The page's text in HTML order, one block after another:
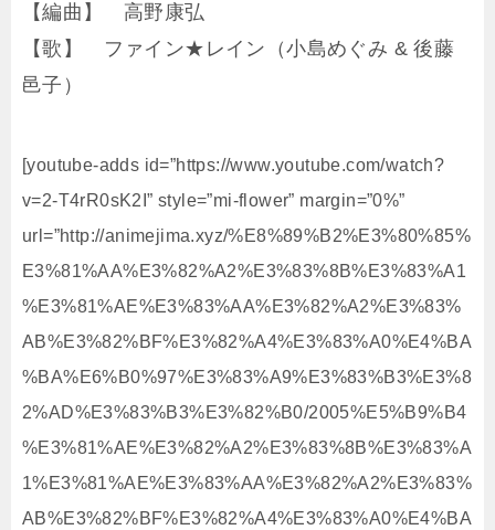
【編曲】 高野康弘
【歌】 ファイン★レイン（小島めぐみ & 後藤
邑子）
[youtube-adds id=”https://www.youtube.com/watch?
v=2-T4rR0sK2I” style=”mi-flower” margin=”0%”
url=”http://animejima.xyz/%E8%89%B2%E3%80%85%
E3%81%AA%E3%82%A2%E3%83%8B%E3%83%A1
%E3%81%AE%E3%83%AA%E3%82%A2%E3%83%
AB%E3%82%BF%E3%82%A4%E3%83%A0%E4%BA
%BA%E6%B0%97%E3%83%A9%E3%83%B3%E3%8
2%AD%E3%83%B3%E3%82%B0/2005%E5%B9%B4
%E3%81%AE%E3%82%A2%E3%83%8B%E3%83%A
1%E3%81%AE%E3%83%AA%E3%82%A2%E3%83%
AB%E3%82%BF%E3%82%A4%E3%83%A0%E4%BA